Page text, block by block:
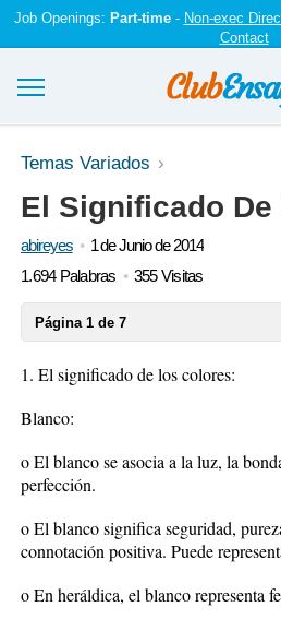
Job Openings: Part-time- Non-exec
Contact
Ensayos y trabajos
Registrarse
Iniciar sesión
Temas Variados
El Significado
abireyes
1 de Junio de 2014
1.694 Palabras
355 Visitas
Página 1 de 7
1. El significado de los colores:
Blanco:
o El blanco se asocia a la luz, la
perfección.
o El blanco significa seguridad,
connotación positiva. Puede
o En heráldica, el blanco representa